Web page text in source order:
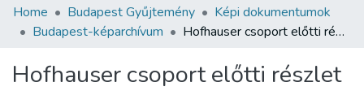
Communities & Collections
Statistics
Home Budapest Gyűjtemény
Képi dokumentumok
Budapest-képarchívum
Hofhauser csoport előtti részlet
Hofhauser csoport előtti részlet